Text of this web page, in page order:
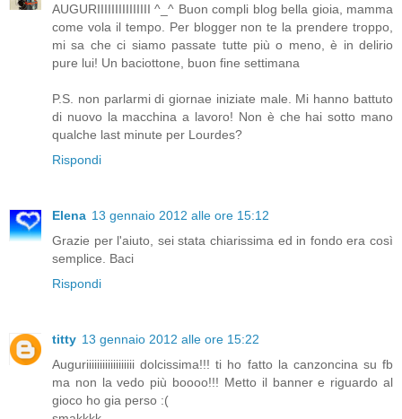
AUGURIIIIIIIIIIIIIII ^_^ Buon compli blog bella gioia, mamma
come vola il tempo. Per blogger non te la prendere troppo,
mi sa che ci siamo passate tutte più o meno, è in delirio
pure lui! Un baciottone, buon fine settimana
P.S. non parlarmi di giornae iniziate male. Mi hanno battuto
di nuovo la macchina a lavoro! Non è che hai sotto mano
qualche last minute per Lourdes?
Rispondi
Elena 13 gennaio 2012 alle ore 15:12
Grazie per l'aiuto, sei stata chiarissima ed in fondo era così
semplice. Baci
Rispondi
titty 13 gennaio 2012 alle ore 15:22
Auguriiiiiiiiiiiiiiiiii dolcissima!!! ti ho fatto la canzoncina su fb
ma non la vedo più boooo!!! Metto il banner e riguardo al
gioco ho gia perso :(